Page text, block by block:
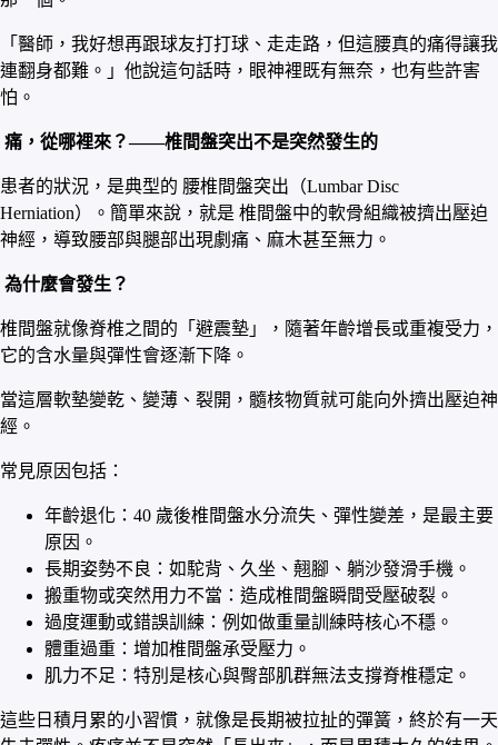
「醫師，我好想再跟球友打打球、走走路，但這腰真的痛得讓我
連翻身都難。」他說這句話時，眼神裡既有無奈，也有些許害
怕。
痛，從哪裡來？——椎間盤突出不是突然發生的
患者的狀況，是典型的 腰椎間盤突出（Lumbar Disc
Herniation）。簡單來說，就是 椎間盤中的軟骨組織被擠出壓迫
神經，導致腰部與腿部出現劇痛、麻木甚至無力。
為什麼會發生？
椎間盤就像脊椎之間的「避震墊」，隨著年齡增長或重複受力，
它的含水量與彈性會逐漸下降。
當這層軟墊變乾、變薄、裂開，髓核物質就可能向外擠出壓迫神
經。
常見原因包括：
年齡退化：40 歲後椎間盤水分流失、彈性變差，是最主要
原因。
長期姿勢不良：如駝背、久坐、翹腳、躺沙發滑手機。
搬重物或突然用力不當：造成椎間盤瞬間受壓破裂。
過度運動或錯誤訓練：例如做重量訓練時核心不穩。
體重過重：增加椎間盤承受壓力。
肌力不足：特別是核心與臀部肌群無法支撐脊椎穩定。
這些日積月累的小習慣，就像是長期被拉扯的彈簧，終於有一天